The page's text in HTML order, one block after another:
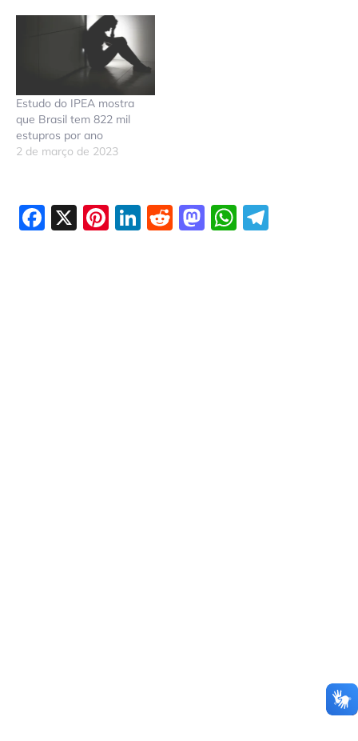
Estudo do IPEA mostra
que Brasil tem 822 mil
estupros por ano
2 de março de 2023
Facebook
X Pinterest
LinkedIn
Reddit
Mastodon